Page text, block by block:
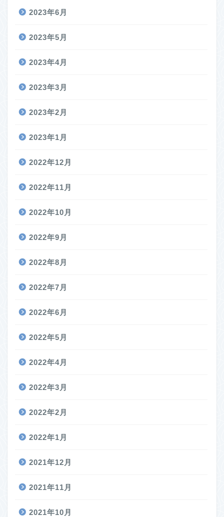
2023年6月
2023年5月
2023年4月
2023年3月
2023年2月
2023年1月
2022年12月
2022年11月
2022年10月
2022年9月
2022年8月
2022年7月
2022年6月
2022年5月
2022年4月
2022年3月
2022年2月
2022年1月
2021年12月
2021年11月
2021年10月